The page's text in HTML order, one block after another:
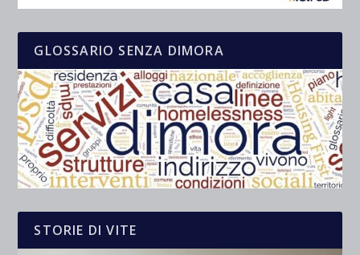
GLOSSARIO SENZA DIMORA
STORIE DI VITE